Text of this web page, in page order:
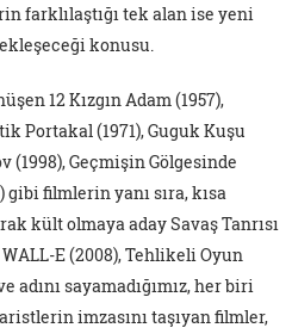
farklılaştığı tek alan ise yeni
konusu.
12 Kızgın Adam (1957),
Portakal (1971), Guguk Kuşu
(1998), Geçmişin Gölgesinde
gibi filmlerin yanı sıra, kısa
kült olmaya aday Savaş Tanrısı
E (2008), Tehlikeli Oyun
adını sayamadığımız, her biri
imzasını taşıyan filmler,